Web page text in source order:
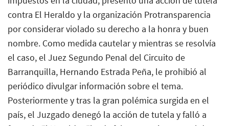
contra El Heraldo y la organización Protransparencia
por considerar violado su derecho a la honra y buen
nombre. Como medida cautelar y mientras se resolvía
el caso, el Juez Segundo Penal del Circuito de
Barranquilla, Hernando Estrada Peña, le prohibió al
periódico divulgar información sobre el tema.
Posteriormente y tras la gran polémica surgida en el
país, el Juzgado denegó la acción de tutela y falló a